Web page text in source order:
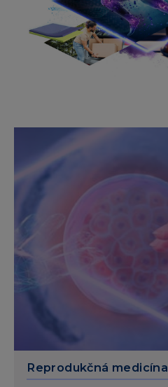
Reprodukčná medicína